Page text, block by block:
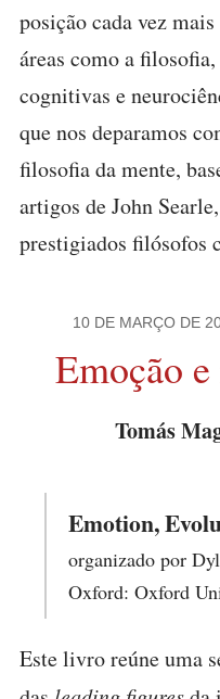
posição cada vez
áreas como a
cognitivas e
que nos deparamos
filosofia da mente,
artigos de John
prestigiados filósofos
10 DE MARÇO DE
Emoção
Tomás
Emotion,
organizado por
Oxford: Oxford
Este livro reúne uma